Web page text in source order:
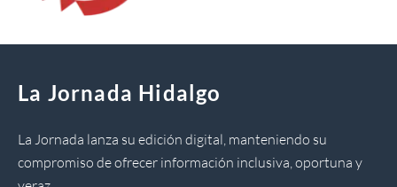
La Jornada Hidalgo
La Jornada lanza su edición digital, manteniendo su
compromiso de ofrecer información inclusiva, oportuna y